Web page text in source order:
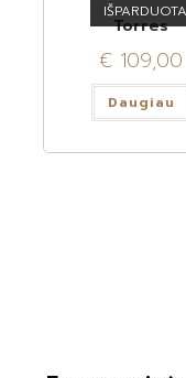
IŠPARDUOTA
Torres
€ 109,00
Daugiau